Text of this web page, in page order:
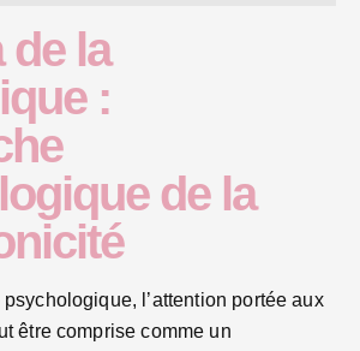
de la
:
de la
psychologique, l’attention portée aux
être comprise comme un